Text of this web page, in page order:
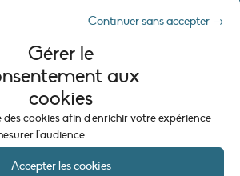
Gérer le
aux
cookies
cookies afin d'enrichir votre expérience
l'audience.
Accepter les cookies
Continuer sans accepter →
LÉGALES
(UE)